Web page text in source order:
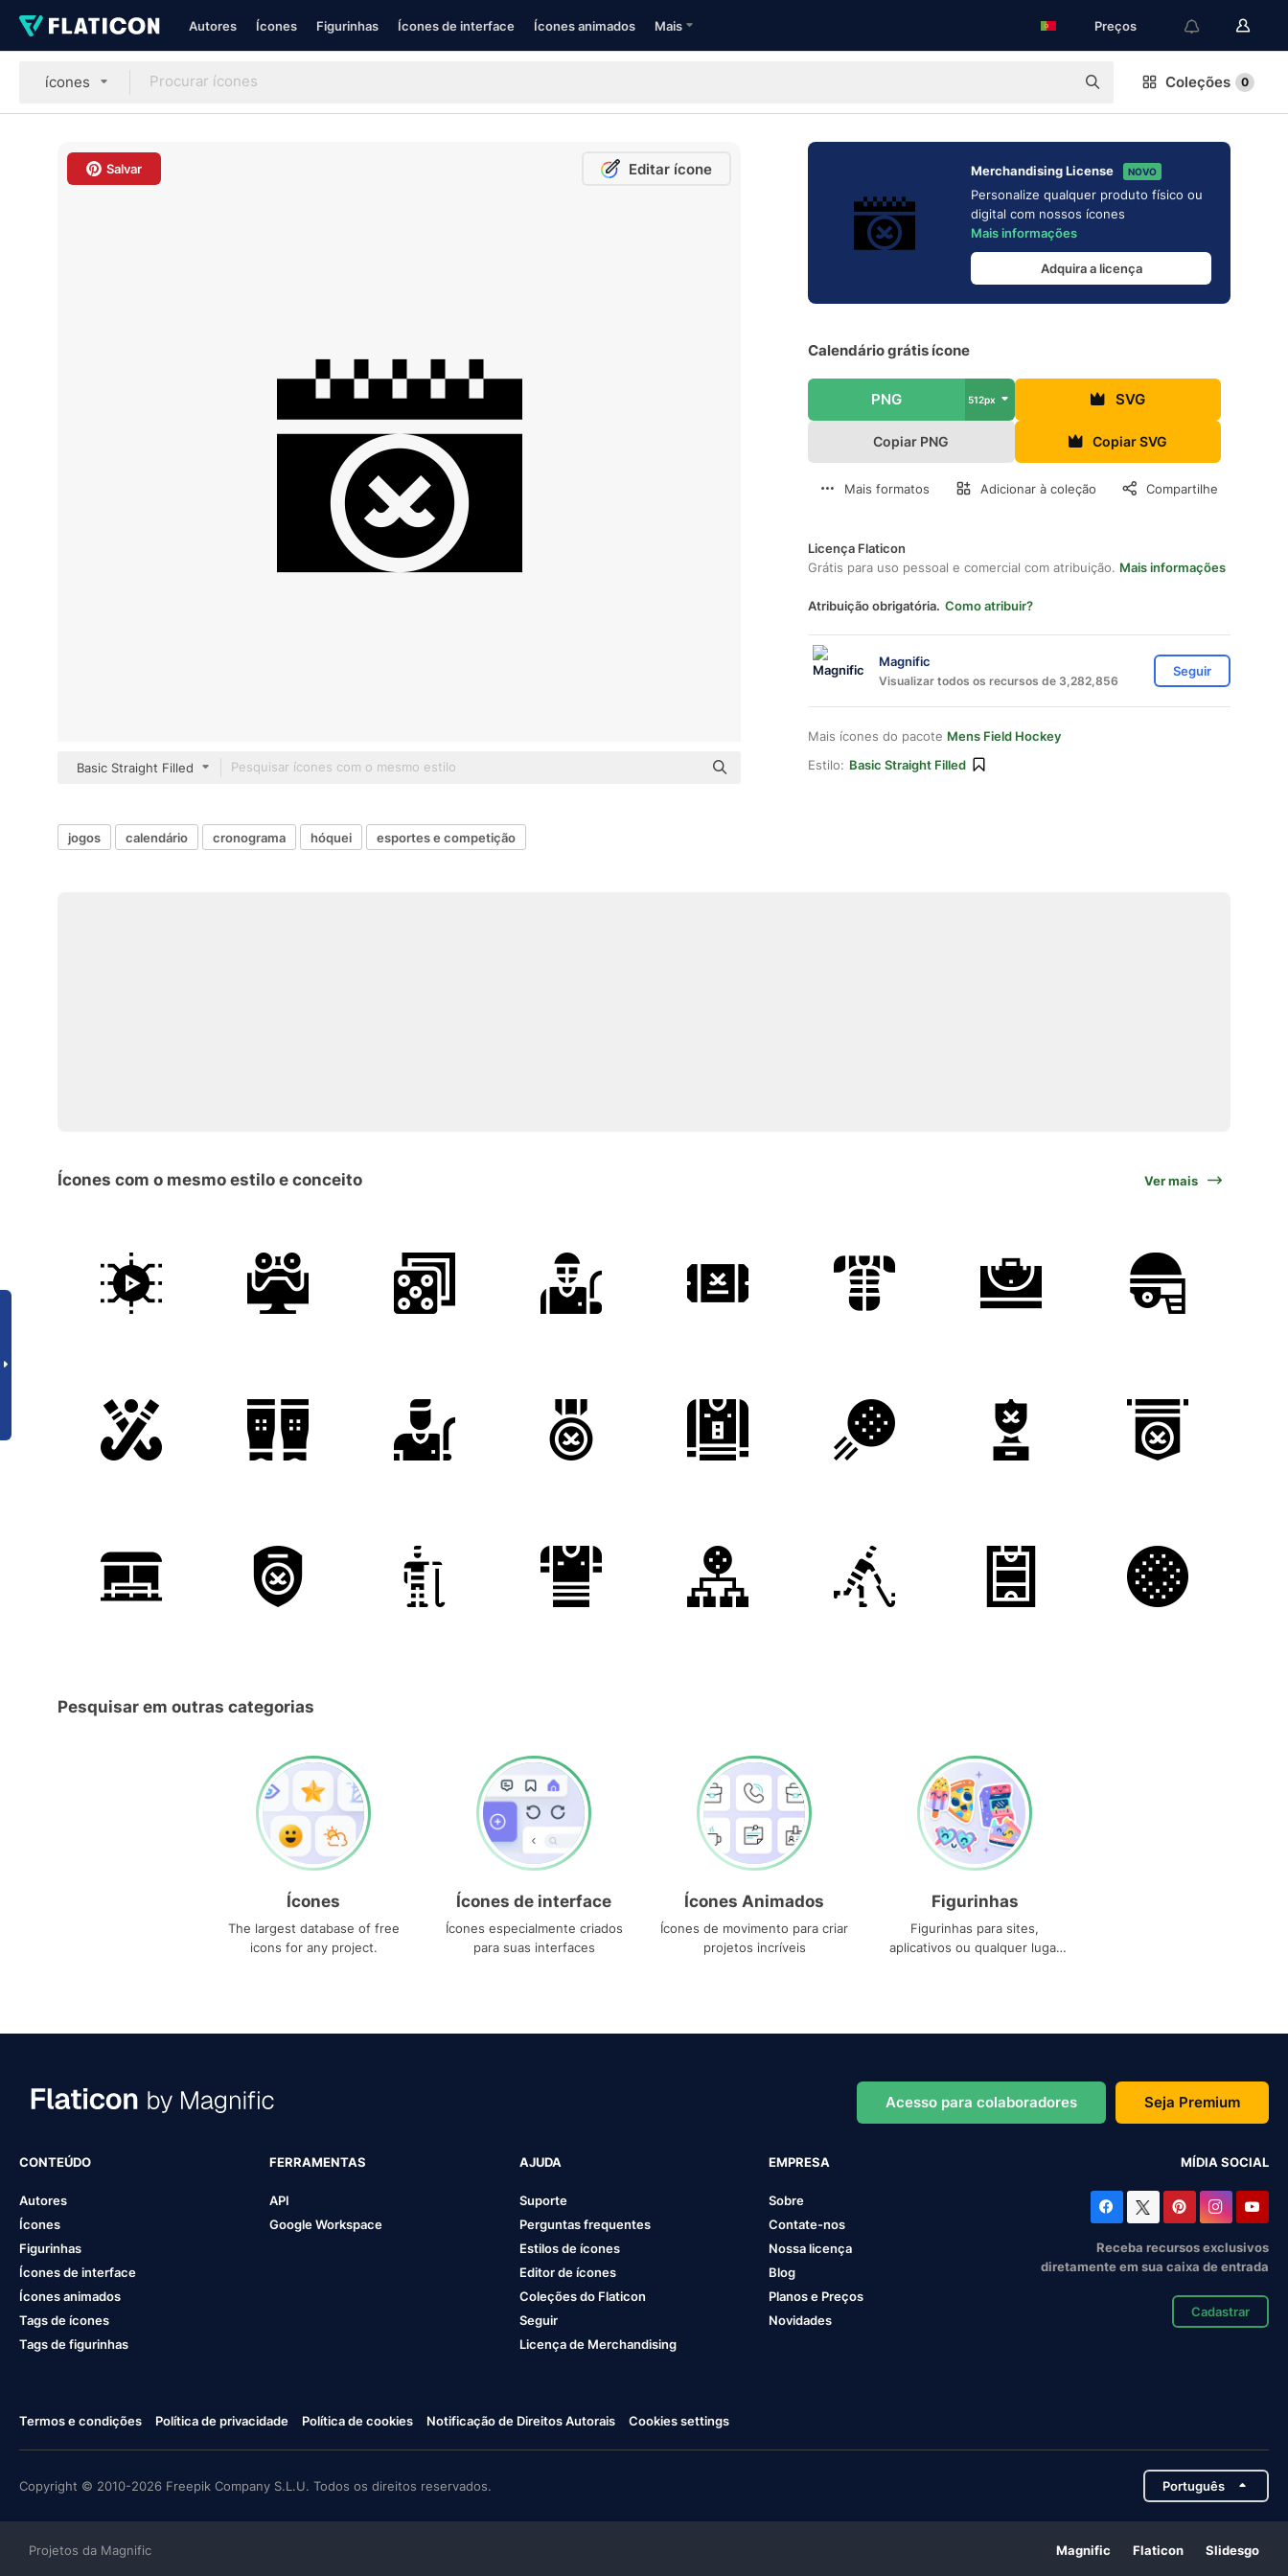
Autores Ícones Figurinhas Ícones de interface Ícones animados Mais Preços
ícones Coleções 0
Salvar Editar ícone
Basic Straight Filled
Merchandising License NOVO
Personalize qualquer produto físico ou
digital com nossos ícones
Mais informações
Adquira a licença
Calendário grátis ícone
PNG 512px SVG
Copiar PNG Copiar SVG
Mais formatos Adicionar à coleção Compartilhe
Licença Flaticon
Grátis para uso pessoal e comercial com atribuição. Mais informações
Atribuição obrigatória. Como atribuir?
Magnific
Visualizar todos os recursos de 3,282,856
Seguir
Mais ícones do pacote Mens Field Hockey
Estilo: Basic Straight Filled
jogos calendário cronograma hóquei esportes e competição
Ícones com o mesmo estilo e conceito Ver mais
Pesquisar em outras categorias
Ícones
The largest database of free
icons for any project.
Ícones de interface
Ícones especialmente criados
para suas interfaces
Ícones Animados
Ícones de movimento para criar
projetos incríveis
Figurinhas
Figurinhas para sites,
aplicativos ou qualquer lugar
Acesso para colaboradores Seja Premium
CONTEÚDO
Autores
Ícones
Figurinhas
Ícones de interface
Ícones animados
Tags de ícones
Tags de figurinhas
FERRAMENTAS
API
Google Workspace
AJUDA
Suporte
Perguntas frequentes
Estilos de ícones
Editor de ícones
Coleções do Flaticon
Seguir
Licença de Merchandising
EMPRESA
Sobre
Contate-nos
Nossa licença
Blog
Planos e Preços
Novidades
MÍDIA SOCIAL
Receba recursos exclusivos
diretamente em sua caixa de entrada
Cadastrar
Termos e condições Política de privacidade Política de cookies Notificação de Direitos Autorais Cookies settings
Copyright © 2010-2026 Freepik Company S.L.U. Todos os direitos reservados. Português
Projetos da Magnific Magnific Flaticon Slidesgo